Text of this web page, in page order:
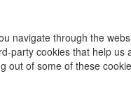
navigate through the
party cookies that help
of some of these